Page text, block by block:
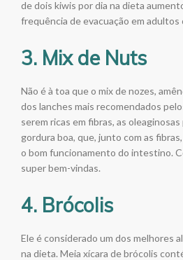
de dois kiwis por dia na dieta
frequência de evacuação em adultos
3. Mix de Nuts
Não é à toa que o mix de nozes,
dos lanches mais recomendados
serem ricas em fibras, as
gordura boa, que, junto com as
o bom funcionamento do intestino.
super bem-vindas.
4. Brócolis
Ele é considerado um dos melhores
na dieta. Meia xícara de brócolis